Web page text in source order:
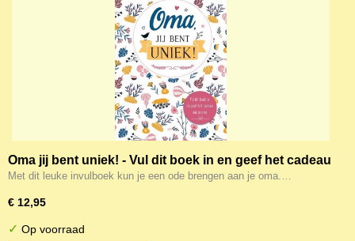
Oma jij bent uniek! - Vul dit boek in en geef het cadeau
aan je oma
Met dit leuke invulboek kun je een ode brengen aan je oma.…
€ 12,95
✓ Op voorraad